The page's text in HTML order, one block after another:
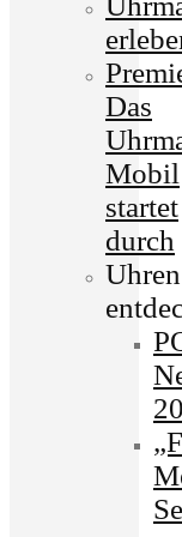
Das
Mobil
startet
durch
Uhren